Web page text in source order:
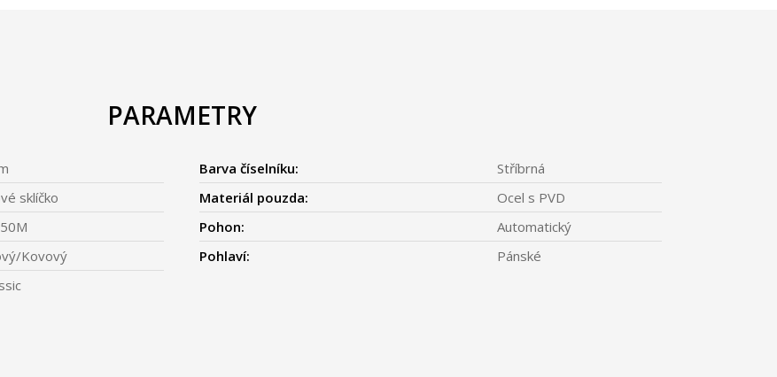
PARAMETRY
sklíčko
Kovový
Barva číselníku:
Stříbrná
Materiál pouzda:
Ocel s PVD
Pohon:
Automatický
Pohlaví:
Pánské